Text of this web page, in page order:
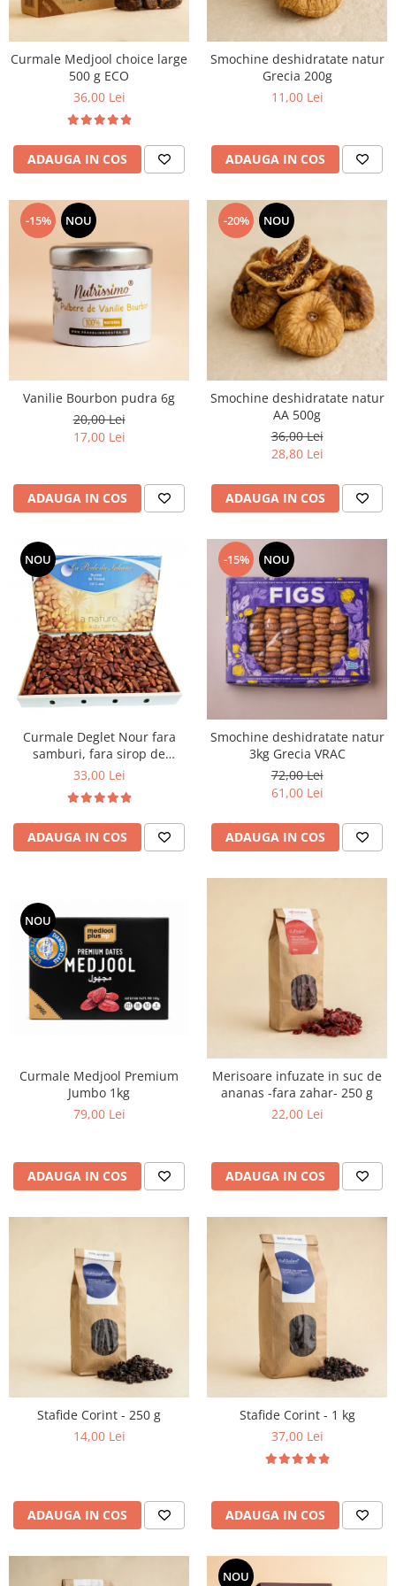
Curmale Medjool choice large
500 g ECO
36,00 Lei
ADAUGA IN COS
Smochine deshidratate natur
Grecia 200g
11,00 Lei
ADAUGA IN COS
-15% NOU
Vanilie Bourbon pudra 6g
20,00 Lei
17,00 Lei
ADAUGA IN COS
-20% NOU
Smochine deshidratate natur
AA 500g
36,00 Lei
28,80 Lei
ADAUGA IN COS
NOU
Curmale Deglet Nour fara
samburi, fara sirop de
glucoza 5 kg VRAC
33,00 Lei
ADAUGA IN COS
-15% NOU
Smochine deshidratate natur
3kg Grecia VRAC
72,00 Lei
61,00 Lei
ADAUGA IN COS
NOU
Curmale Medjool Premium
Jumbo 1kg
79,00 Lei
ADAUGA IN COS
Merisoare infuzate in suc de
ananas -fara zahar- 250 g
22,00 Lei
ADAUGA IN COS
Stafide Corint - 250 g
14,00 Lei
ADAUGA IN COS
Stafide Corint - 1 kg
37,00 Lei
ADAUGA IN COS
NOU